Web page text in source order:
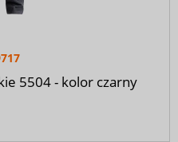
5504 - kolor czarny